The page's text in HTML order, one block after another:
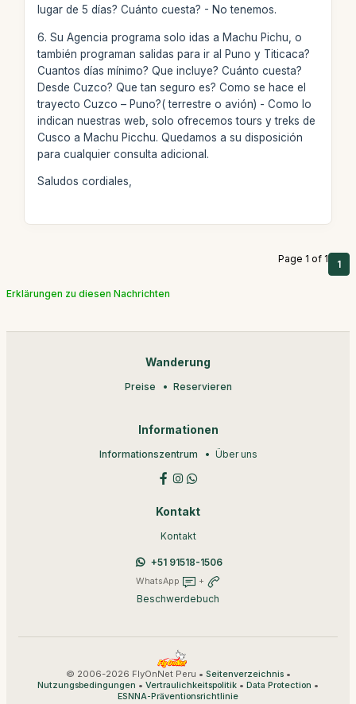
lugar de 5 días? Cuánto cuesta? - No tenemos.
6. Su Agencia programa solo idas a Machu Pichu, o
también programan salidas para ir al Puno y Titicaca?
Cuantos días mínimo? Que incluye? Cuánto cuesta?
Desde Cuzco? Que tan seguro es? Como se hace el
trayecto Cuzco – Puno?( terrestre o avión) - Como lo
indican nuestras web, solo ofrecemos tours y treks de
Cusco a Machu Picchu. Quedamos a su disposición
para cualquier consulta adicional.
Saludos cordiales,
Page 1 of 1 1
Erklärungen zu diesen Nachrichten
Wanderung
Preise Reservieren
Informationen
Informationszentrum Über uns
Kontakt
Kontakt
+51 91518-1506
WhatsApp +
Beschwerdebuch
© 2006-2026 FlyOnNet Peru • Seitenverzeichnis•
Nutzungsbedingungen • Vertraulichkeitspolitik • Data Protection •
ESNNA-Präventionsrichtlinie